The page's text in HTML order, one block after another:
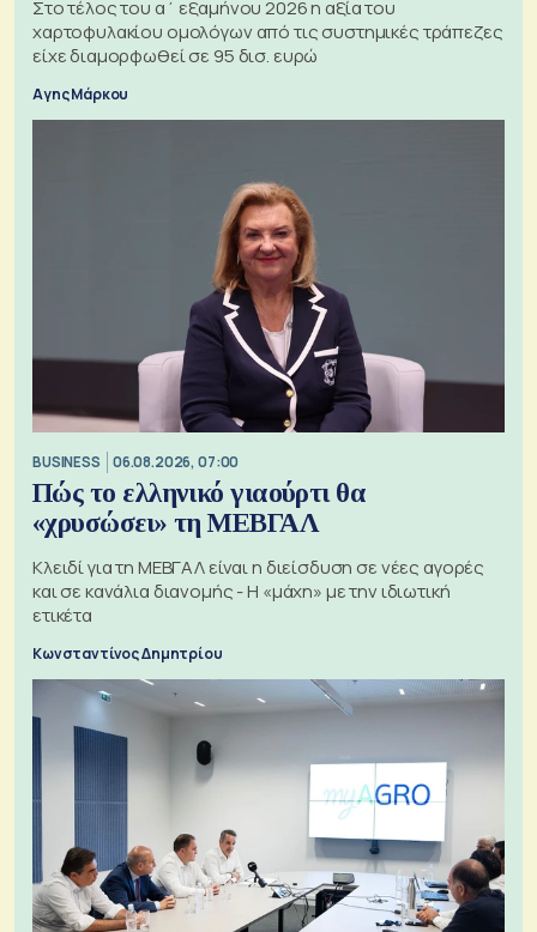
Στο τέλος του α΄ εξαμήνου 2026 η αξία του
χαρτοφυλακίου ομολόγων από τις συστημικές τράπεζες
είχε διαμορφωθεί σε 95 δισ. ευρώ
Αγης Μάρκου
BUSINESS 06.08.2026, 07:00
Πώς το ελληνικό γιαούρτι θα
«χρυσώσει» τη ΜΕΒΓΑΛ
Κλειδί για τη ΜΕΒΓΑΛ είναι η διείσδυση σε νέες αγορές
και σε κανάλια διανομής - Η «μάχη» με την ιδιωτική
ετικέτα
Κωνσταντίνος Δημητρίου